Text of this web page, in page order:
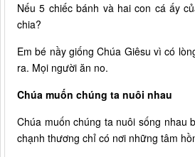
Nếu 5 chiếc bánh và hai con cá ấy
chia?
Em bé nầy giống Chúa Giêsu vì có
ra. Mọi người ăn no.
Chúa muốn chúng ta nuôi nhau
Chúa muốn chúng ta nuôi sống nhau
chạnh thương chỉ có nơi những tâm